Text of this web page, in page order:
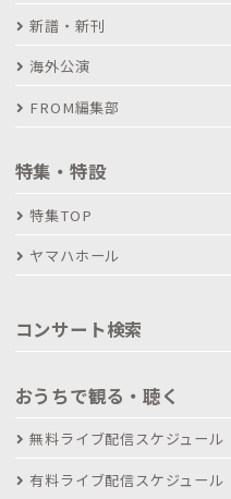
新譜・新刊
海外公演
FROM編集部
特集・特設
特集TOP
ヤマハホール
コンサート検索
おうちで観る・聴く
無料ライブ配信スケジュール
有料ライブ配信スケジュール